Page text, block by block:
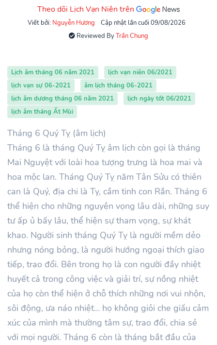
Theo dõi Lịch Vạn Niên trên
Viết bởi: Nguyễn Hương
Cập nhật lần cuối 09/08/2026
Reviewed ByTrần Chung
Lịch âm tháng 06 năm 2021
lịch vạn niên 06/2021
lịch vạn sự 06-2021
âm lịch tháng 06-2021
lịch âm dương tháng 06 năm 2021
lịch ngày tốt 06/2021
lịch âm tháng Ất Mùi
Tháng 6 Quý Tỵ (âm lịch)
Tháng 6 là tháng Quý Tỵ âm lịch còn gọi là tháng
Mai Nguyệt với loài hoa tượng trưng là hoa mai và
hoa mộc lan. Tháng Quý Tỵ năm Tân Sửu có thiên
can là Quý, địa chi là Tỵ, cầm tinh con Rắn. Tháng 6
thể hiện cho những nguyện vọng lâu dài, những suy
tư ấp ủ bấy lâu, thể hiện sự tham vọng, sự khát
khao. Người sinh tháng Quý Tỵ là người mềm dẻo
nhưng nóng bỏng, là người hướng ngoại thích giao
tiếp, trao đổi. Bên trong họ là con người đầy nhiệt
huyết cả trong công việc và giải trí, sự nồng nhiệt
của họ còn thể hiện ở chỗ thích những nơi vui nhộn,
sôi động, ưa náo nhiệt… họ không giỏi che giấu cảm
xúc của mình mà thường tâm sự, trao đổi, chia sẻ
với mọi người. Tháng 6 còn là tháng bắt đầu của